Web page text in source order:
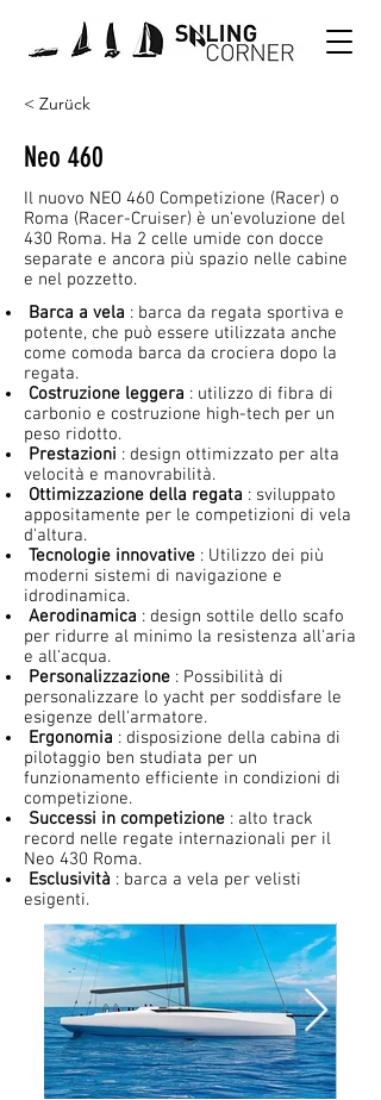
< Zurück
Neo 460
Il nuovo NEO 460 Competizione (Racer) o
Roma (Racer-Cruiser) è un'evoluzione del
430 Roma. Ha 2 celle umide con docce
separate e ancora più spazio nelle cabine
e nel pozzetto.
Barca a vela : barca da regata sportiva e
potente, che può essere utilizzata anche
come comoda barca da crociera dopo la
regata.
Costruzione leggera : utilizzo di fibra di
carbonio e costruzione high-tech per un
peso ridotto.
Prestazioni : design ottimizzato per alta
velocità e manovrabilità.
Ottimizzazione della regata : sviluppato
appositamente per le competizioni di vela
d'altura.
Tecnologie innovative : Utilizzo dei più
moderni sistemi di navigazione e
idrodinamica.
Aerodinamica : design sottile dello scafo
per ridurre al minimo la resistenza all'aria
e all'acqua.
Personalizzazione : Possibilità di
personalizzare lo yacht per soddisfare le
esigenze dell'armatore.
Ergonomia : disposizione della cabina di
pilotaggio ben studiata per un
funzionamento efficiente in condizioni di
competizione.
Successi in competizione : alto track
record nelle regate internazionali per il
Neo 430 Roma.
Esclusività : barca a vela per velisti
esigenti.